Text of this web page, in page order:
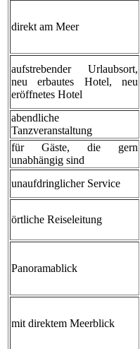
direkt am Meer
aufstrebender Urlaubsort,
neu erbautes Hotel, neu
eröffnetes Hotel
abendliche
Tanzveranstaltung
für Gäste, die gern
unabhängig sind
unaufdringlicher Service
örtliche Reiseleitung
Panoramablick
mit direktem Meerblick